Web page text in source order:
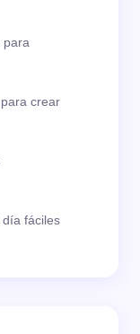
para
crear
fáciles